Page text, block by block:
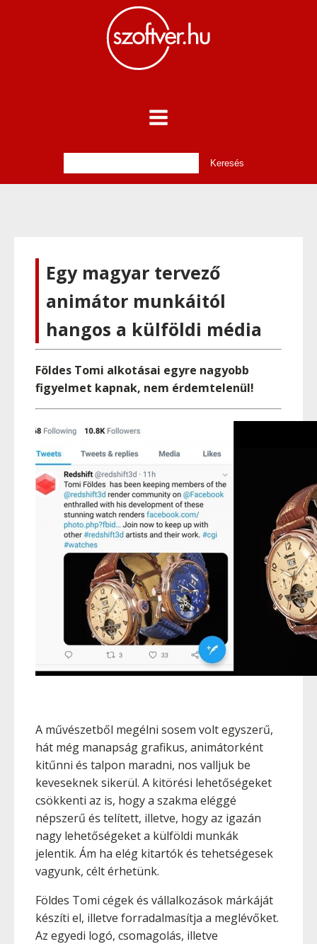
Egy magyar tervező
animátor munkáitól
hangos a külföldi média
Földes Tomi alkotásai egyre nagyobb
figyelmet kapnak, nem érdemtelenül!
A művészetből megélni sosem volt egyszerű,
hát még manapság grafikus, animátorként
kitűnni és talpon maradni, nos valljuk be
keveseknek sikerül. A kitörési lehetőségeket
csökkenti az is, hogy a szakma eléggé
népszerű és telített, illetve, hogy az igazán
nagy lehetőségeket a külföldi munkák
jelentik. Ám ha elég kitartók és tehetségesek
vagyunk, célt érhetünk.
Földes Tomi cégek és vállalkozások márkáját
készíti el, illetve forradalmasítja a meglévőket.
Az egyedi logó, csomagolás, illetve